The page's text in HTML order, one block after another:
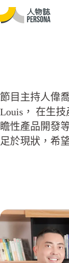
節目主持人偉
Louis， 在生
瞻性產品開發
足於現狀，希